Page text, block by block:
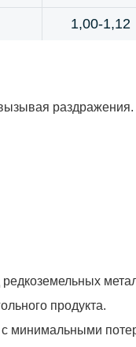
1,00-1,12
раздражения.
продукта.
с минимальными